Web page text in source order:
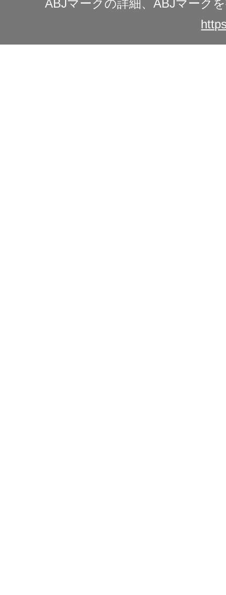
ABJマークの詳細、ABJマーク